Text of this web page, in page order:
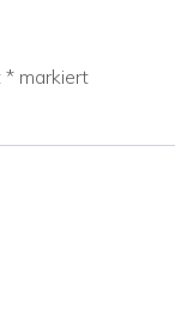
* markiert